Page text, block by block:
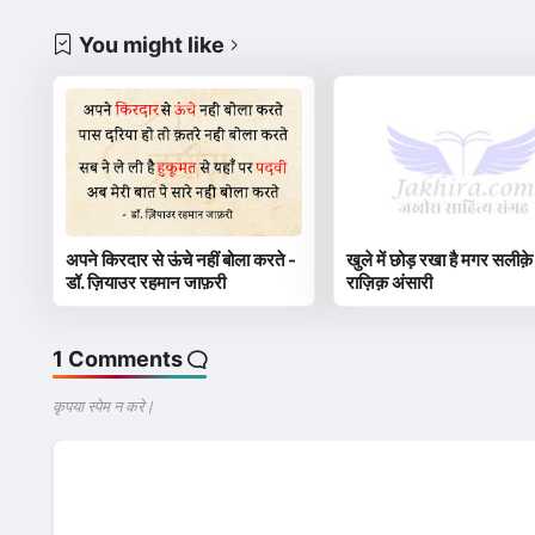
You might like
अपने किरदार से ऊंचे नहीं बोला करते -
डॉ. ज़ियाउर रहमान जाफ़री
खुले में छोड़ रखा है मगर
राज़िक़ अंसारी
1 Comments
कृपया स्पेम न करे |